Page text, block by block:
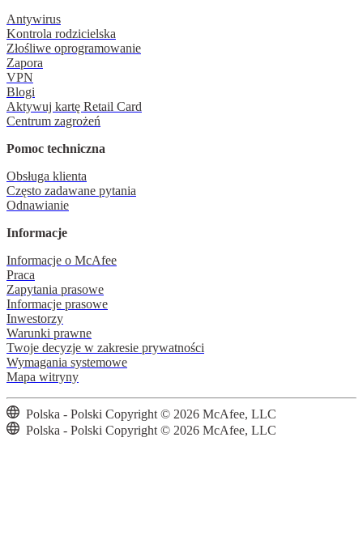
Antywirus
Kontrola rodzicielska
Złośliwe oprogramowanie
Zapora
VPN
Blogi
Aktywuj kartę Retail Card
Centrum zagrożeń
Pomoc techniczna
Obsługa klienta
Często zadawane pytania
Odnawianie
Informacje
Informacje o McAfee
Praca
Zapytania prasowe
Informacje prasowe
Inwestorzy
Warunki prawne
Twoje decyzje w zakresie prywatności
Wymagania systemowe
Mapa witryny
Polska - Polski Copyright © 2026 McAfee, LLC
Polska - Polski Copyright © 2026 McAfee, LLC